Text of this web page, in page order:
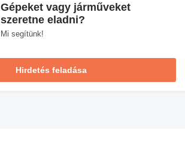
Gépeket vagy járműveket
szeretne eladni?
Mi segítünk!
Hirdetés feladása